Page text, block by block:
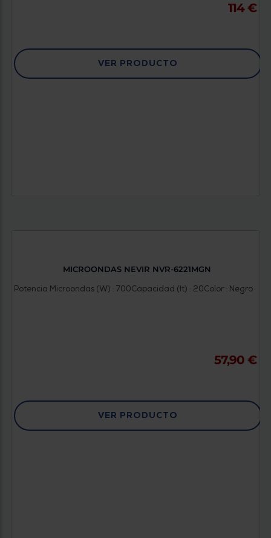
114 €
VER PRODUCTO
MICROONDAS NEVIR NVR-6221MGN
Potencia Microondas (W) : 700Capacidad (lt) : 20Color : Negro
57,90 €
VER PRODUCTO